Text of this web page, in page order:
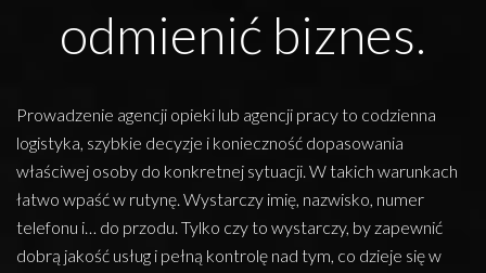
odmienić biznes.
Prowadzenie agencji opieki lub agencji pracy to codzienna
logistyka, szybkie decyzje i konieczność dopasowania
właściwej osoby do konkretnej sytuacji. W takich warunkach
łatwo wpaść w rutynę. Wystarczy imię, nazwisko, numer
telefonu i… do przodu. Tylko czy to wystarczy, by zapewnić
dobrą jakość usług i pełną kontrolę nad tym, co dzieje się w